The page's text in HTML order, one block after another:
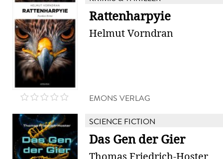
Rattenharpyie
Helmut Vorndran
EMONS VERLAG
SCIENCE FICTION
Das Gen der Gier